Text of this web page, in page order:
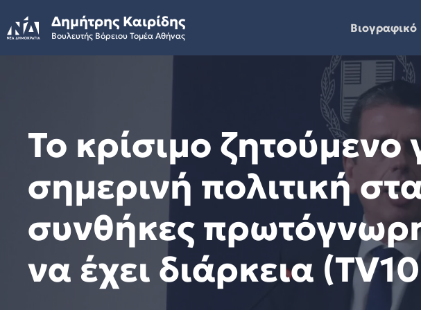
to
content
Δημήτρης Καιρίδης
Βουλευτής Βόρειου Τομέα Αθήνας
Βιογραφικό
Το κρίσιμο ζητούμενο
σημερινή πολιτική
συνθήκες
να έχει διάρκεια